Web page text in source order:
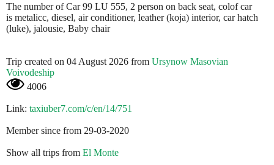
The number of Car 99 LU 555, 2 person on back seat, colof car
is metalicc, diesel, air conditioner, leather (koja) interior, car hatch
(luke), jalousie, Baby chair
Trip created on 04 August 2026 from Ursynow Masovian
Voivodeship
4006
Link: taxiuber7.com/c/en/14/751
Member since from 29-03-2020
Show all trips from El Monte